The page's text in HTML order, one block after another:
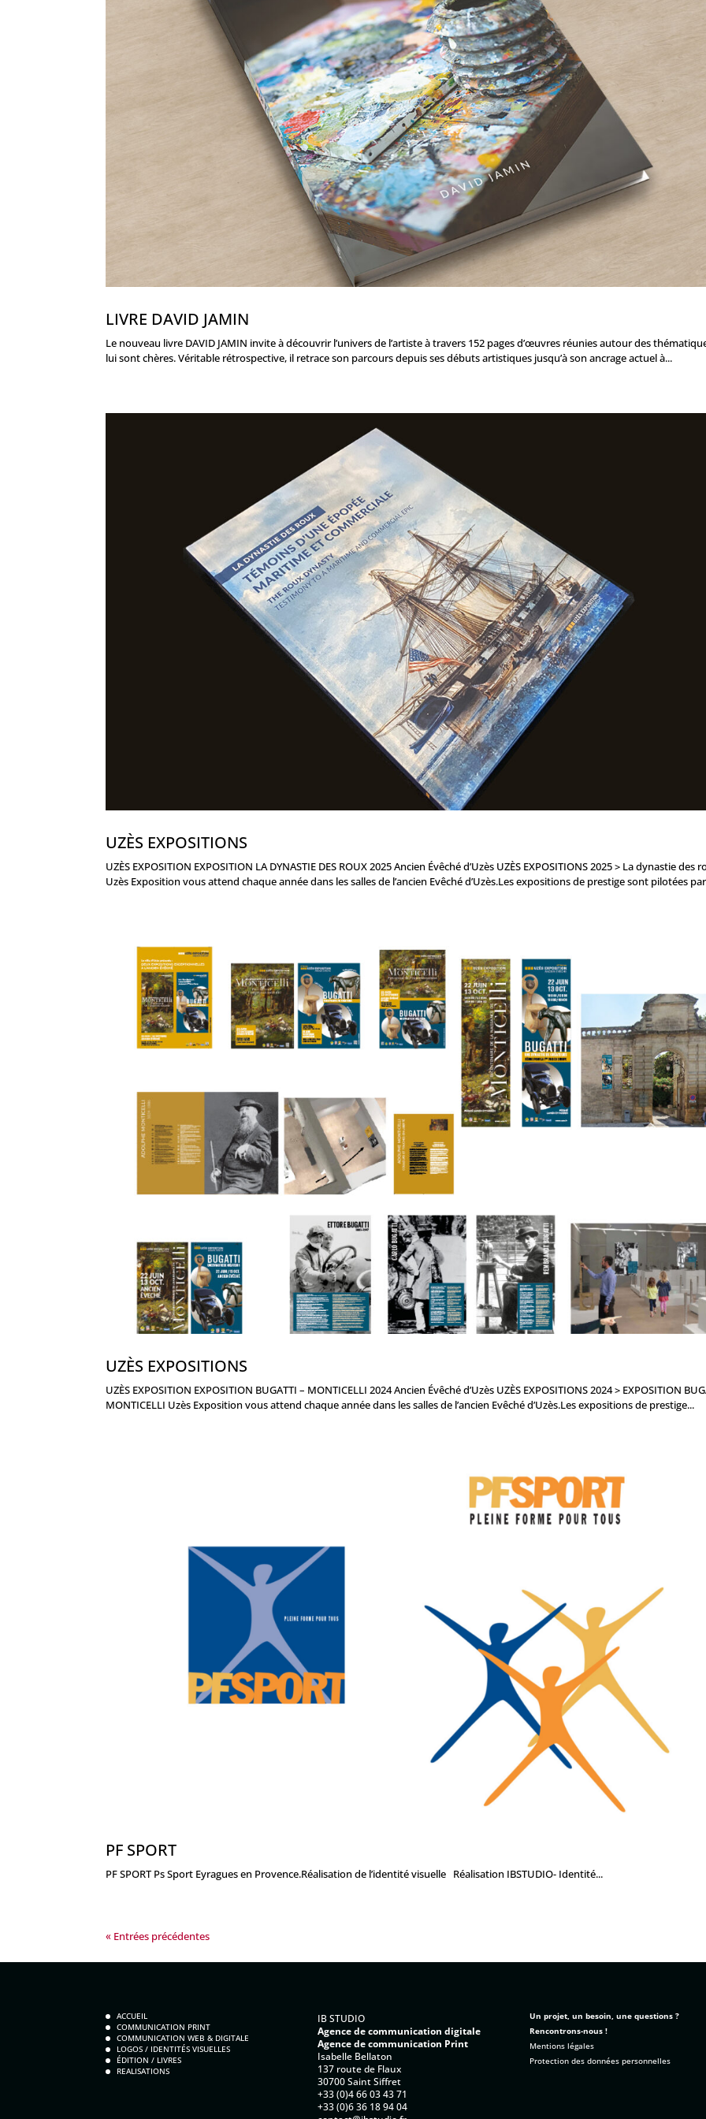
LIVRE DAVID JAMIN
Le nouveau livre DAVID JAMIN invite à découvrir l’univers de l’artiste à travers 152 pages d’œuvres réunies autour des
lui sont chères. Véritable rétrospective, il retrace son parcours depuis ses débuts artistiques jusqu’à son ancrage actuel à...
UZÈS EXPOSITIONS
UZÈS EXPOSITION EXPOSITION LA DYNASTIE DES ROUX 2025 Ancien Évêché d’Uzès UZÈS EXPOSITIONS 2025 > La dynastie des
Uzès Exposition vous attend chaque année dans les salles de l’ancien Evêché d’Uzès.Les expositions de prestige sont pilotées
UZÈS EXPOSITIONS
UZÈS EXPOSITION EXPOSITION BUGATTI – MONTICELLI 2024 Ancien Évêché d’Uzès UZÈS EXPOSITIONS 2024 > EXPOSITION
MONTICELLI Uzès Exposition vous attend chaque année dans les salles de l’ancien Evêché d’Uzès.Les expositions de prestige...
PF SPORT
PF SPORT Ps Sport Eyragues en Provence.Réalisation de l’identité visuelle Réalisation IBSTUDIO- Identité...
« Entrées précédentes
ACCUEIL
COMMUNICATION PRINT
COMMUNICATION WEB & DIGITALE
LOGOS / IDENTITÉS VISUELLES
ÉDITION / LIVRES
REALISATIONS
IB STUDIO
Agence de communication digitale
Agence de communication Print
Isabelle Bellaton
137 route de Flaux
30700 Saint Siffret
+33 (0)4 66 03 43 71
+33 (0)6 36 18 94 04
Un projet, un besoin, une questions ?
Rencontrons-nous !
Mentions légales
Protection des données personnelles